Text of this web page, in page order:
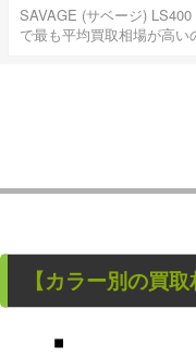
SAVAGE (サベージ)
で最も平均買取相場が高い
【カラー別の買取
■